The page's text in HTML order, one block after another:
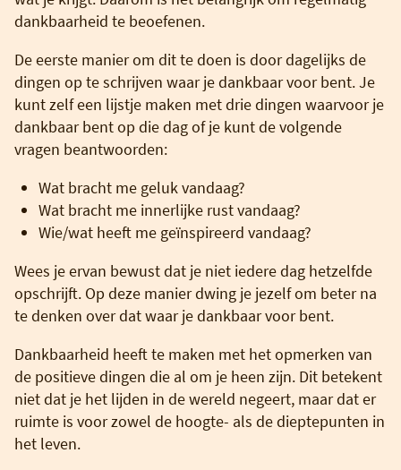
dankbaarheid te beoefenen.
De eerste manier om dit te doen is door dagelijks de
dingen op te schrijven waar je dankbaar voor bent. Je
kunt zelf een lijstje maken met drie dingen waarvoor je
dankbaar bent op die dag of je kunt de volgende
vragen beantwoorden:
Wat bracht me geluk vandaag?
Wat bracht me innerlijke rust vandaag?
Wie/wat heeft me geïnspireerd vandaag?
Wees je ervan bewust dat je niet iedere dag hetzelfde
opschrijft. Op deze manier dwing je jezelf om beter na
te denken over dat waar je dankbaar voor bent.
Dankbaarheid heeft te maken met het opmerken van
de positieve dingen die al om je heen zijn. Dit betekent
niet dat je het lijden in de wereld negeert, maar dat er
ruimte is voor zowel de hoogte- als de dieptepunten in
het leven.